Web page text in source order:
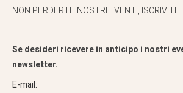
NON PERDERTI I NOSTRI EVENTI, ISCRIVITI:
Se desideri ricevere in anticipo i nostri
newsletter.
E-mail: